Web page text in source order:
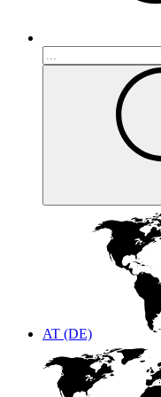
AT (DE)